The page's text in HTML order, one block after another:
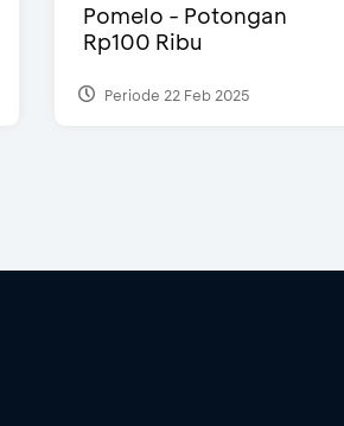
Pomelo - Potongan
Rp100 Ribu
Periode 22 Feb 2025